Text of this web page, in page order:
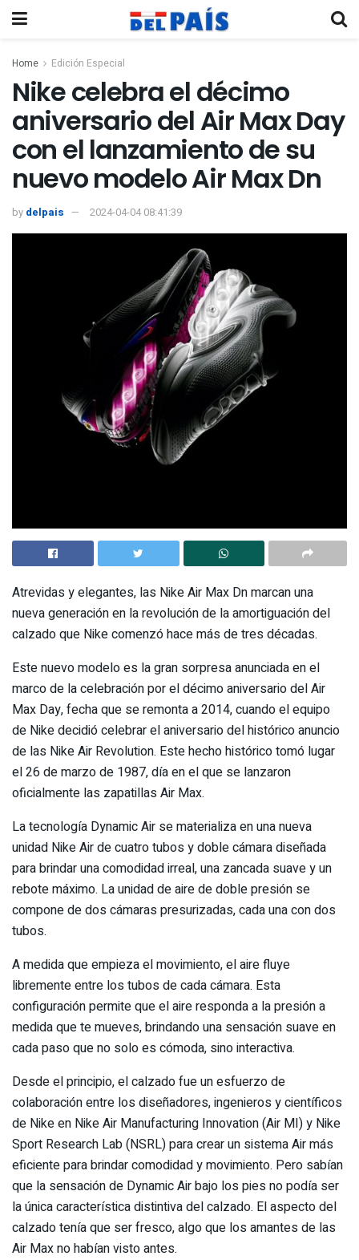
Home Edición Especial
Nike celebra el décimo
aniversario del Air Max Day
con el lanzamiento de su
nuevo modelo Air Max Dn
by delpais 2024-04-04 08:41:39
Atrevidas y elegantes, las Nike Air Max Dn marcan una
nueva generación en la revolución de la amortiguación del
calzado que Nike comenzó hace más de tres décadas.
Este nuevo modelo es la gran sorpresa anunciada en el
marco de la celebración por el décimo aniversario del Air
Max Day, fecha que se remonta a 2014, cuando el equipo
de Nike decidió celebrar el aniversario del histórico anuncio
de las Nike Air Revolution. Este hecho histórico tomó lugar
el 26 de marzo de 1987, día en el que se lanzaron
oficialmente las zapatillas Air Max.
La tecnología Dynamic Air se materializa en una nueva
unidad Nike Air de cuatro tubos y doble cámara diseñada
para brindar una comodidad irreal, una zancada suave y un
rebote máximo. La unidad de aire de doble presión se
compone de dos cámaras presurizadas, cada una con dos
tubos.
A medida que empieza el movimiento, el aire fluye
libremente entre los tubos de cada cámara. Esta
configuración permite que el aire responda a la presión a
medida que te mueves, brindando una sensación suave en
cada paso que no solo es cómoda, sino interactiva.
Desde el principio, el calzado fue un esfuerzo de
colaboración entre los diseñadores, ingenieros y científicos
de Nike en Nike Air Manufacturing Innovation (Air MI) y Nike
Sport Research Lab (NSRL) para crear un sistema Air más
eficiente para brindar comodidad y movimiento. Pero sabían
que la sensación de Dynamic Air bajo los pies no podía ser
la única característica distintiva del calzado. El aspecto del
calzado tenía que ser fresco, algo que los amantes de las
Air Max no habían visto antes.